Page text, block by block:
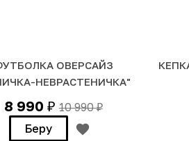
ОВЕРСАЙЗ
НЕВРАСТЕНИЧКА"
8 990 ₽ 10 990₽
Беру